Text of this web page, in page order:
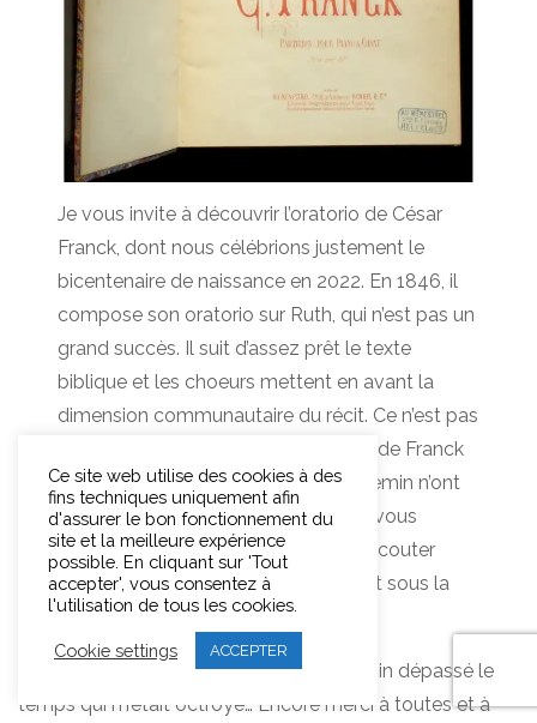
Je vous invite à découvrir l’oratorio de César
Franck, dont nous célébrions justement le
bicentenaire de naissance en 2022. En 1846, il
compose son oratorio sur Ruth, qui n’est pas un
grand succès. Il suit d’assez prêt le texte
biblique et les choeurs mettent en avant la
dimension communautaire du récit. Ce n’est pas
considéré comme une œuvre phare de Franck
et les vers écrits par Alexandre Guillemin n’ont
pas l’envergue d’Hugo, mais si cela vous
intéresse, vous pouvez néanmoins écouter
cette œuvre grâce à l’enregistrement sous la
direction de Martin Barral.
Et sur ce, je vous laisse vraiment, j’ai de loin dépassé le
temps qui m’était octroyé… Encore merci à toutes et à
Ce site web utilise des cookies à des
fins techniques uniquement afin
d'assurer le bon fonctionnement du
site et la meilleure expérience
possible. En cliquant sur 'Tout
accepter', vous consentez à
l'utilisation de tous les cookies.
Cookie settings ACCEPTER